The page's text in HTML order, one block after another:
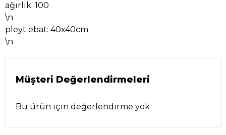
ağırlık: 100
\n
pleyt ebat: 40x40cm
\n
Müşteri Değerlendirmeleri
Bu ürün için değerlendirme yok